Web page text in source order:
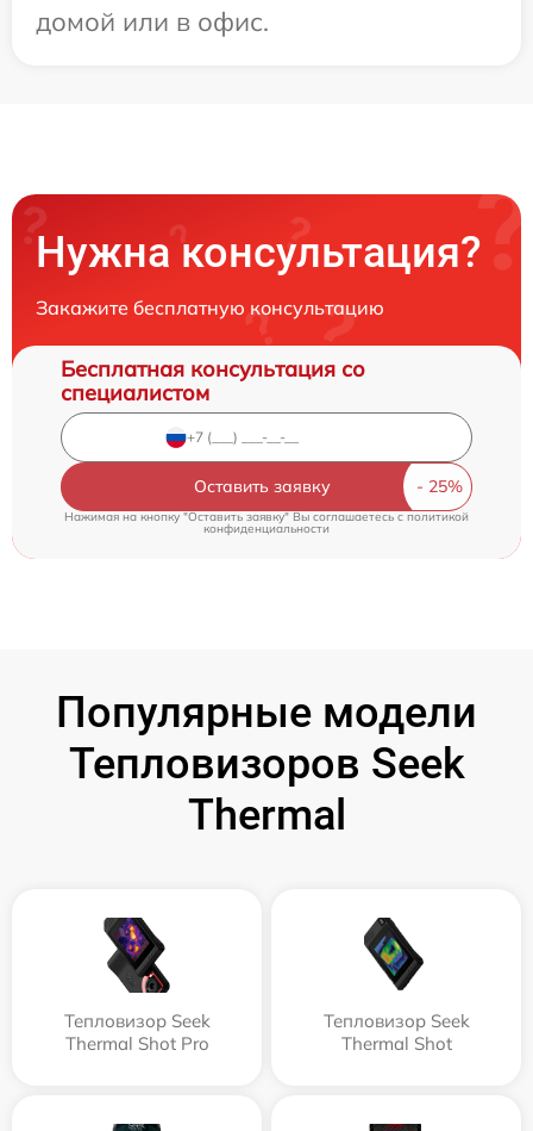
домой или в офис.
Нужна консультация?
Закажите бесплатную консультацию
Бесплатная консультация со
специалистом
Оставить заявку
Нажимая на кнопку "Оставить заявку" Вы соглашаетесь cполитикой
конфиденциальности
Популярные модели
Тепловизоров Seek
Thermal
Тепловизор Seek
Thermal Shot Pro
Тепловизор Seek
Thermal Shot